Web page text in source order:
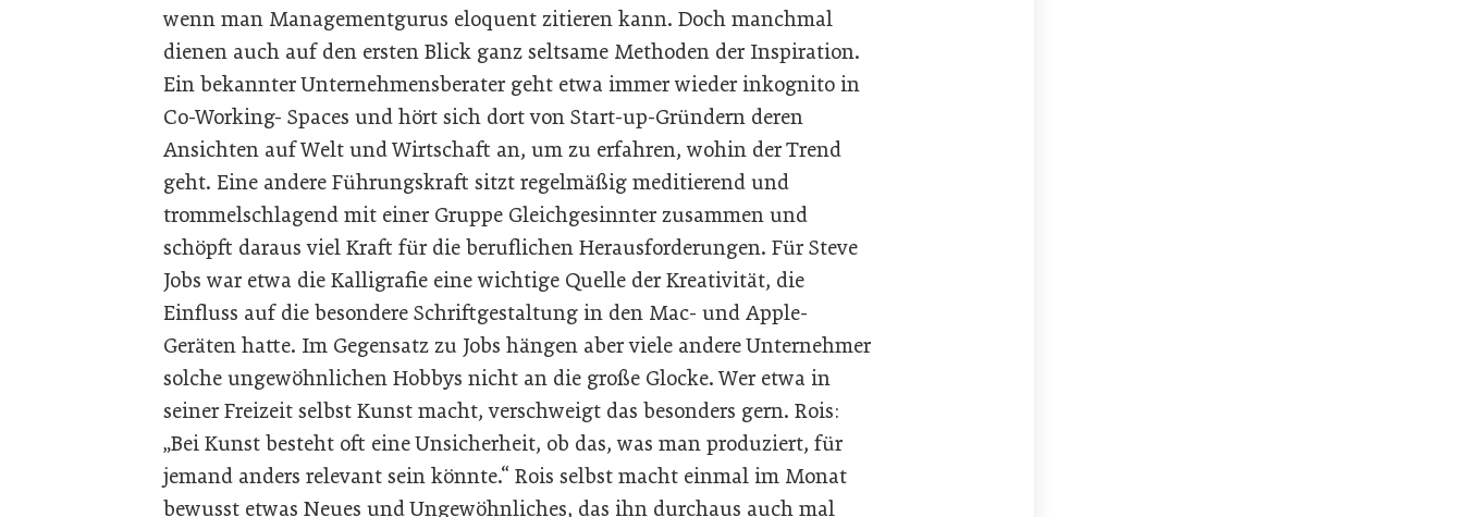
wenn man Managementgurus eloquent zitieren kann. Doch manchmal
dienen auch auf den ersten Blick ganz seltsame Methoden der Inspiration.
Ein bekannter Unternehmensberater geht etwa immer wieder inkognito in
Co-Working- Spaces und hört sich dort von Start-up-Gründern deren
Ansichten auf Welt und Wirtschaft an, um zu erfahren, wohin der Trend
geht. Eine andere Führungskraft sitzt regelmäßig meditierend und
trommelschlagend mit einer Gruppe Gleichgesinnter zusammen und
schöpft daraus viel Kraft für die beruflichen Herausforderungen. Für Steve
Jobs war etwa die Kalligrafie eine wichtige Quelle der Kreativität, die
Einfluss auf die besondere Schriftgestaltung in den Mac- und Apple-
Geräten hatte. Im Gegensatz zu Jobs hängen aber viele andere Unternehmer
solche ungewöhnlichen Hobbys nicht an die große Glocke. Wer etwa in
seiner Freizeit selbst Kunst macht, verschweigt das besonders gern. Rois:
„Bei Kunst besteht oft eine Unsicherheit, ob das, was man produziert, für
jemand anders relevant sein könnte.“ Rois selbst macht einmal im Monat
bewusst etwas Neues und Ungewöhnliches, das ihn durchaus auch mal